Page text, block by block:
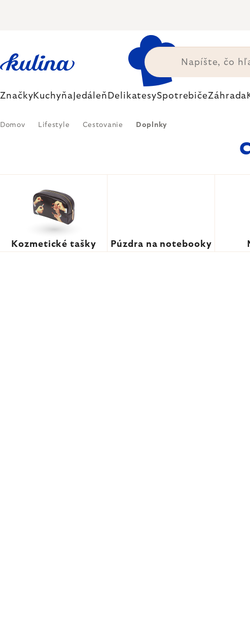
ZnačkyKuchyňa Jedáleň DelikatesySpotrebičeZáhrada
Domov Lifestyle Cestovanie Doplnky
Kozmetické tašky Púzdra na notebooky